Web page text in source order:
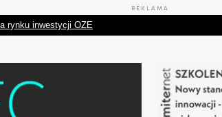
REKLAMA
rynku inwestycji OZE